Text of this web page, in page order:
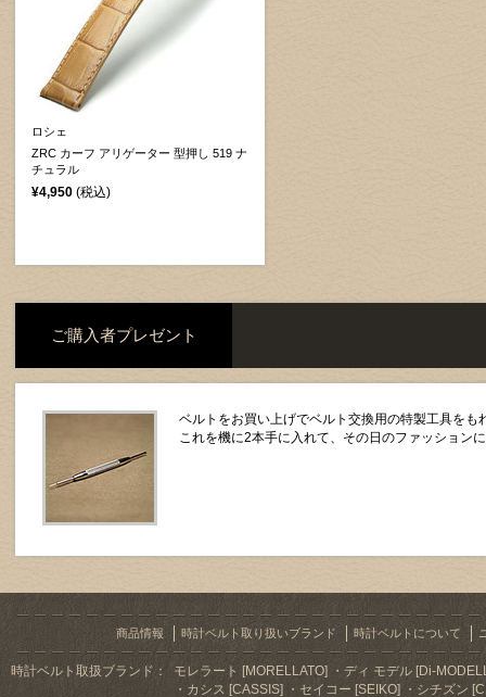
ロシェ
ZRC カーフ アリゲーター 型押し 519 ナ
チュラル
¥4,950 (税込)
ご購入者プレゼント
ベルトをお買い上げでベルト交換用の特製工具をも
これを機に2本手に入れて、その日のファッション
商品情報 時計ベルト取り扱いブランド 時計ベルトについて
時計ベルト取扱ブランド： モレラート [MORELLATO]
ディ モデル [Di-
カシス [CASSIS]
セイコー [SEIKO]
シチズン